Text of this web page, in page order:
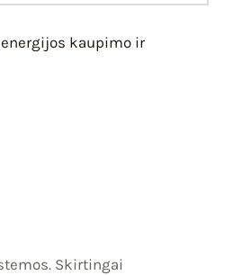
kaupimo ir
Skirtingai